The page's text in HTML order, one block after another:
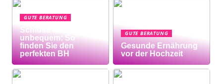
GUTE BERATUNG
Schluss mit
unbequem: So
finden Sie den
perfekten BH
GUTE BERATUNG
Gesunde Ernährung
vor der Hochzeit